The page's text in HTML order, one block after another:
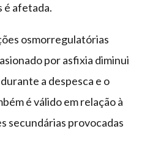
é afetada.
osmorregulatórias
por asfixia diminui
a despesca e o
é válido em relação à
secundárias provocadas